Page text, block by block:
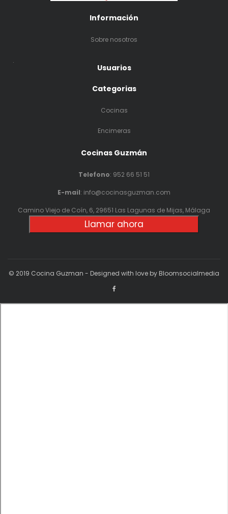
Información
Sobre nosotros
.
Usuarios
Categorias
Cocinas
Encimeras
Cocinas Guzmán
Telefono: 952 66 51 51
E-mail: info@cocinasguzman.com
Camino Viejo de Coín, 6, 29651 Las Lagunas de Mijas, Málaga
Llamar ahora
© 2019 Cocina Guzman - Designed with love by Bloomsocialmedia